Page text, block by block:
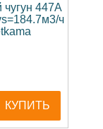
447A
ч
КУПИТЬ